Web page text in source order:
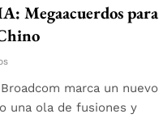
Megaacuerdos para
marca un nuevo
una ola de fusiones y